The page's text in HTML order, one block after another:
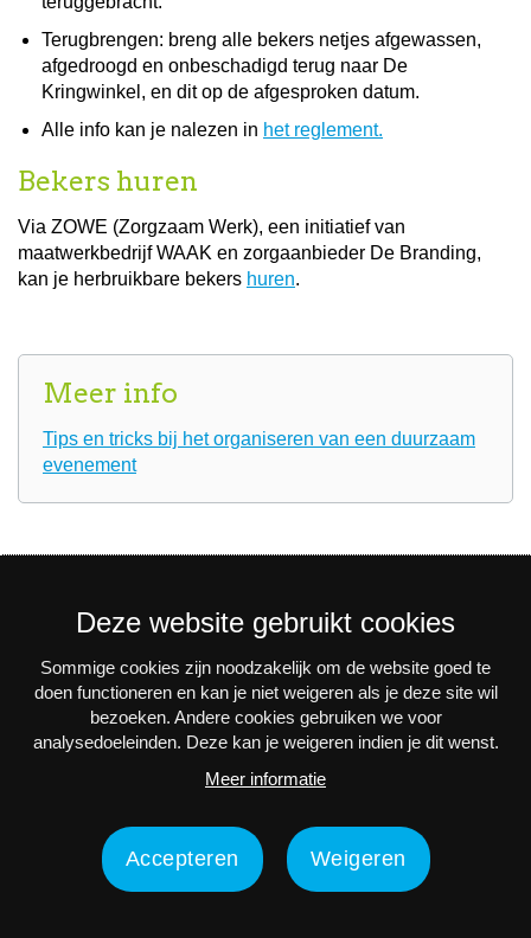
Terugbrengen: breng alle bekers netjes afgewassen,
afgedroogd en onbeschadigd terug naar De
Kringwinkel, en dit op de afgesproken datum.
Alle info kan je nalezen in het reglement.
Bekers huren
Via ZOWE (Zorgzaam Werk), een initiatief van
maatwerkbedrijf WAAK en zorgaanbieder De Branding,
kan je herbruikbare bekers huren.
Meer info
Tips en tricks bij het organiseren van een duurzaam
evenement
Nieuwsbrief
Via e-mail op de hoogte blijven van alle nieuws en
activiteiten? Schrijf je in voor onze interessante
nieuwsbrieven!
Nu inschrijven
Disclaimer Toegankelijkheidsverklaring
Deze website gebruikt cookies
Sommige cookies zijn noodzakelijk om de website goed te
doen functioneren en kan je niet weigeren als je deze site wil
bezoeken. Andere cookies gebruiken we voor
analysedoeleinden. Deze kan je weigeren indien je dit wenst.
Meer informatie
Accepteren Weigeren